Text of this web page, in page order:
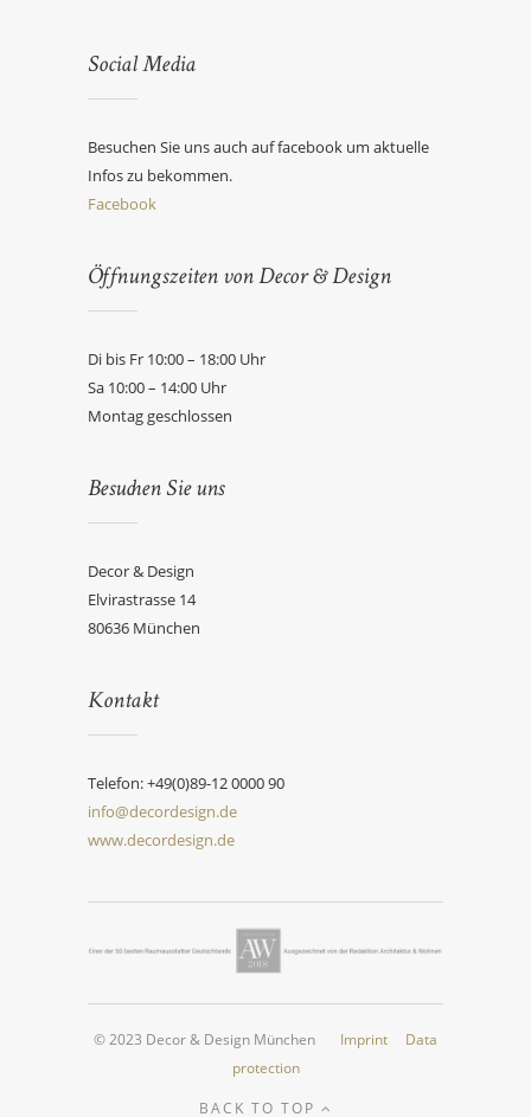
Social Media
Besuchen Sie uns auch auf facebook um aktuelle
Infos zu bekommen.
Facebook
Öffnungszeiten von Decor & Design
Di bis Fr 10:00 – 18:00 Uhr
Sa 10:00 – 14:00 Uhr
Montag geschlossen
Besuchen Sie uns
Decor & Design
Elvirastrasse 14
80636 München
Kontakt
Telefon: +49(0)89-12 0000 90
info@decordesign.de
www.decordesign.de
© 2023 Decor & Design München Imprint
Data
protection
BACK TO TOP